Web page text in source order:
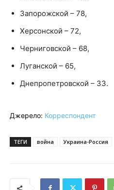
Запорожской – 78,
Херсонской – 72,
Черниговской – 68,
Луганской – 65,
Днепропетровской – 33.
Джерело: Корреспондент
ТЕГИ война Украина-Россия